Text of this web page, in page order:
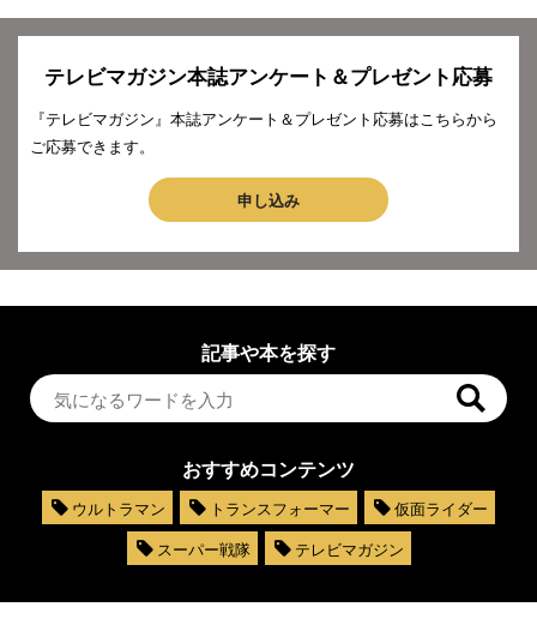
テレビマガジン本誌アンケート＆プレゼント応募
『テレビマガジン』本誌アンケート＆プレゼント応募はこちらから
ご応募できます。
申し込み
記事や本を探す
おすすめコンテンツ
ウルトラマン トランスフォーマー
仮面ライダー
スーパー戦隊
テレビマガジン